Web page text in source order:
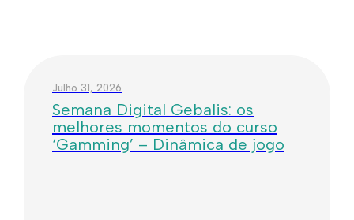
Julho 31, 2026
Semana Digital Gebalis: os
melhores momentos do curso
‘Gamming’ – Dinâmica de jogo